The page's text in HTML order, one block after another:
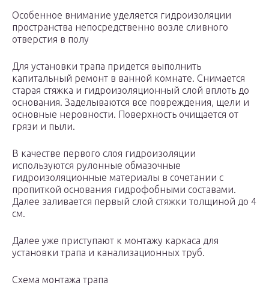
Особенное внимание уделяется гидроизоляции
пространства непосредственно возле сливного
отверстия в полу
Для установки трапа придется выполнить
капитальный ремонт в ванной комнате. Снимается
старая стяжка и гидроизоляционный слой вплоть до
основания. Заделываются все повреждения, щели и
основные неровности. Поверхность очищается от
грязи и пыли.
В качестве первого слоя гидроизоляции
используются рулонные обмазочные
гидроизоляционные материалы в сочетании с
пропиткой основания гидрофобными составами.
Далее заливается первый слой стяжки толщиной до 4
см.
Далее уже приступают к монтажу каркаса для
установки трапа и канализационных труб.
Схема монтажа трапа